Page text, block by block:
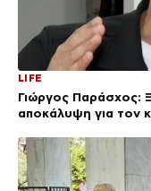
LIFE
Γιώργος Παράσχος:
αποκάλυψη για τον